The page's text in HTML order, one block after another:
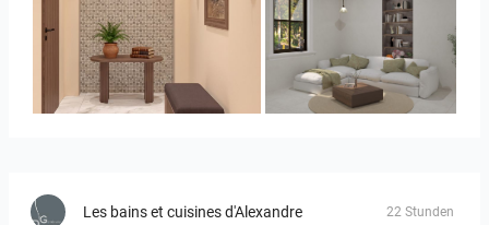
AISYA_HALLWAY RAMIZAH_LIVING ROOM
Les bains et cuisines d'Alexandre 22 Stunden